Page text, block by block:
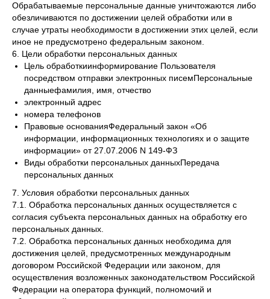
Обрабатываемые персональные данные уничтожаются либо
обезличиваются по достижении целей обработки или в
случае утраты необходимости в достижении этих целей, если
иное не предусмотрено федеральным законом.
6. Цели обработки персональных данных
Цель обработкиинформирование Пользователя
посредством отправки электронных писемПерсональные
данныефамилия, имя, отчество
электронный адрес
номера телефонов
Правовые основанияФедеральный закон «Об
информации, информационных технологиях и о защите
информации» от 27.07.2006 N 149-ФЗ
Виды обработки персональных данныхПередача
персональных данных
7. Условия обработки персональных данных
7.1. Обработка персональных данных осуществляется с
согласия субъекта персональных данных на обработку его
персональных данных.
7.2. Обработка персональных данных необходима для
достижения целей, предусмотренных международным
договором Российской Федерации или законом, для
осуществления возложенных законодательством Российской
Федерации на оператора функций, полномочий и